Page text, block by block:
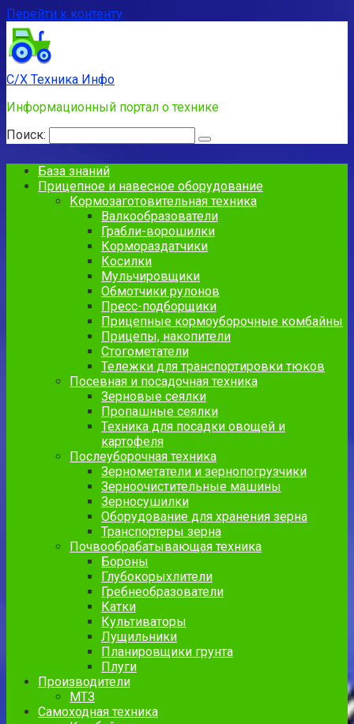
Перейти к контенту
С/Х Техника Инфо
Информационный портал о технике
Поиск:
База знаний
Прицепное и навесное оборудование
Кормозаготовительная техника
Валкообразователи
Грабли-ворошилки
Кормораздатчики
Косилки
Мульчировщики
Обмотчики рулонов
Пресс-подборщики
Прицепные кормоуборочные комбайны
Прицепы, накопители
Стогометатели
Тележки для транспортировки тюков
Посевная и посадочная техника
Зерновые сеялки
Пропашные сеялки
Техника для посадки овощей и
картофеля
Послеуборочная техника
Зернометатели и зернопогрузчики
Зерноочистительные машины
Зерносушилки
Оборудование для хранения зерна
Транспортеры зерна
Почвообрабатывающая техника
Бороны
Глубокорыхлители
Гребнеобразователи
Катки
Культиваторы
Лущильники
Планировщики грунта
Плуги
Производители
МТЗ
Самоходная техника